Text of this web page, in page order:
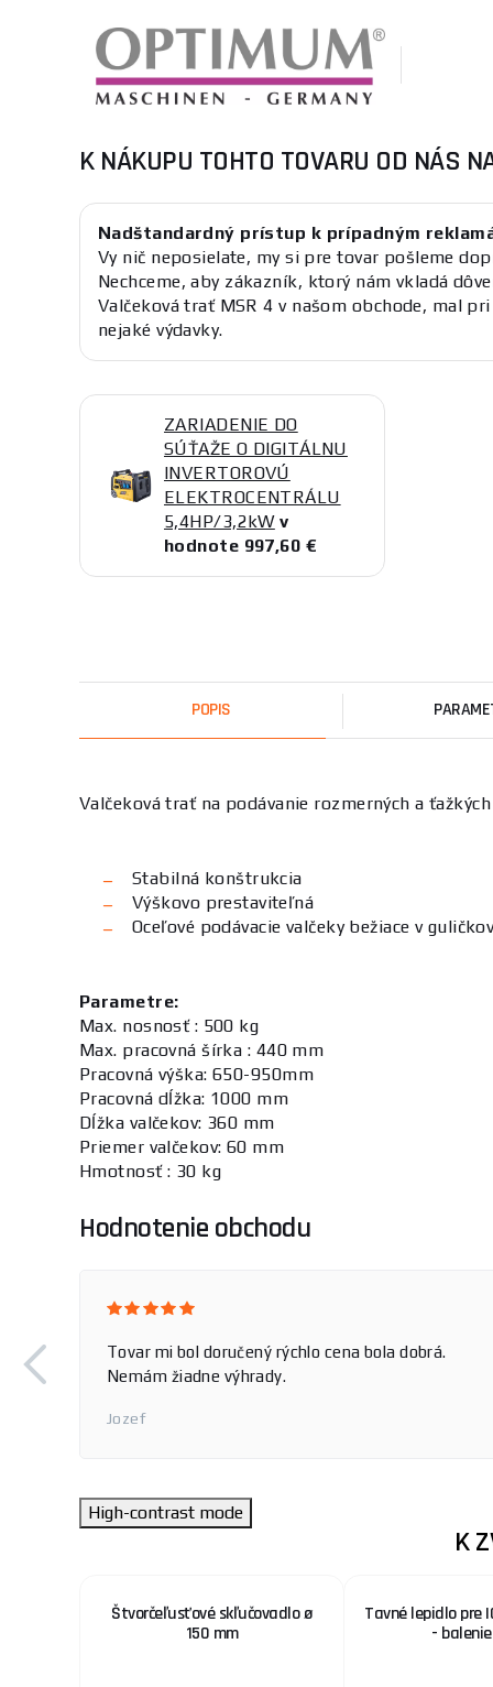
K NÁKUPU TOHTO TOVARU OD NÁS
Nadštandardný prístup k prípadným
Vy nič neposielate, my si pre tovar pošleme
Nechceme, aby zákazník, ktorý nám vkladá
Valčeková trať MSR 4 v našom obchode, mal
nejaké výdavky.
ZARIADENIE DO
SÚŤAŽE O DIGITÁLNU
INVERTOROVÚ
ELEKTROCENTRÁLU
5,4HP/3,2kW v
hodnote 997,60 €
POPIS
Valčeková trať na podávanie rozmerných a
Stabilná konštrukcia
Výškovo prestaviteľná
Oceľové podávacie valčeky bežiace v
Parametre:
Max. nosnosť : 500 kg
Max. pracovná šírka : 440 mm
Pracovná výška: 650-950mm
Pracovná dĺžka: 1000 mm
Dĺžka valčekov: 360 mm
Priemer valčekov: 60 mm
Hmotnosť : 30 kg
Hodnotenie obchodu
Tovar mi bol doručený rýchlo cena bola dobrá.
Nemám žiadne výhrady.
Jozef
High-contrast mode
K
Štvorčeľusťové skľučovadlo ø
150 mm
Tavné lepidlo pre
-